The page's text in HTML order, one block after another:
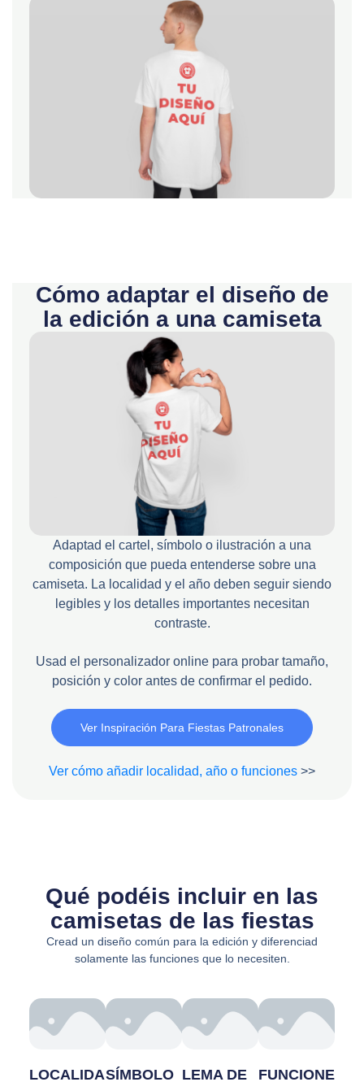
Adaptad el cartel, símbolo o ilustración a una
composición que pueda entenderse sobre una
camiseta. La localidad y el año deben seguir siendo
legibles y los detalles importantes necesitan
contraste.
Usad el personalizador online para probar tamaño,
posición y color antes de confirmar el pedido.
Ver Inspiración Para Fiestas Patronales
Ver cómo añadir localidad, año o funciones >>
Cómo adaptar el diseño de
la edición a una camiseta
Qué podéis incluir en las
camisetas de las fiestas
Cread un diseño común para la edición y diferenciad
solamente las funciones que lo necesiten.
LOCALIDASÍMBOLO LEMA DE
FUNCIONE